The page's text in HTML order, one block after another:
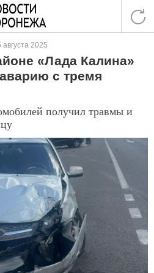
августа 2025
«Лада Калина»
с тремя
получил травмы и